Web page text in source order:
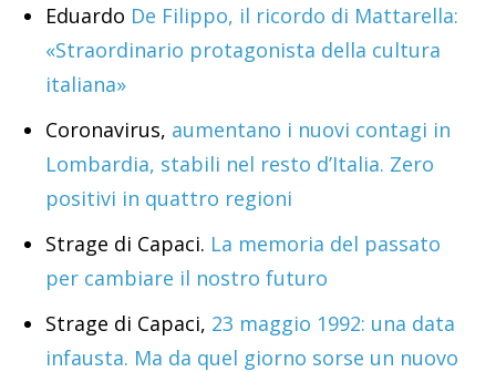
Eduardo De Filippo, il ricordo di Mattarella:
«Straordinario protagonista della cultura
italiana»
Coronavirus, aumentano i nuovi contagi in
Lombardia, stabili nel resto d’Italia. Zero
positivi in quattro regioni
Strage di Capaci. La memoria del passato
per cambiare il nostro futuro
Strage di Capaci, 23 maggio 1992: una data
infausta. Ma da quel giorno sorse un nuovo